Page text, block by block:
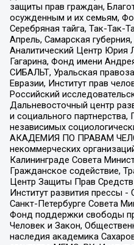
защиты прав граждан,
осужденным и их семьям,
Серебряная тайга, Так-Так-
Апрель, Самарская
Аналитический Центр Юрия
Гагарина, Фонд имени
СИБАЛЬТ, Уральская
Евразии, Институт прав
Российский
Дальневосточный центр
и социального
независимых
АКАДЕМИЯ ПО ПРАВАМ
некоммерческих
Калининграде Совета
Гражданское содействие,
Центр Защиты Прав
Институт развития прессы
Санкт-Петербурге Совета
Фонд поддержки свободы
Человек и Закон,
наследия академика